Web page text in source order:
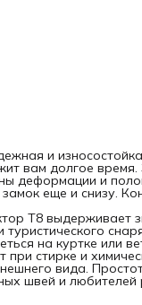
и
вам долгое
деформации и
еще и снизу.
Т8 выдерживает
на куртке или
при стирке и
вида.
швей и любителей